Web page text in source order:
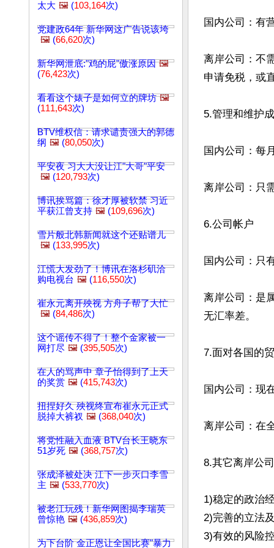
太大 🖼️ (103,164次)
党建政64年 新华网这广告说该垮
🖼️ (66,620次)
新华网泄底:"鸡的屁"傲涨原因 🖼️
(76,423次)
看看这个婊子是如何立的牌坊 🖼️
(111,643次)
BTV维权信：请求谴责强大的郭德
纲 🖼️ (80,050次)
平安夜 习大大没让江"大哥"平安
🖼️ (120,793次)
博讯挨骂篇：徐才厚被软禁 习近
平获江曾支持 🖼️ (109,696次)
雪片般北韩新闻就这个还贴谱儿
🖼️ (133,995次)
江慌大发劲了！博讯在洛杉矶洽
购电视台 🖼️ (116,550次)
崔永元离开殃视 方舟子帮了大忙
🖼️ (84,486次)
这个谣传不得了！整个金家被一
网打尽 🖼️ (395,505次)
在人的骂声中 章子怡得到了上天
的奖赏 🖼️ (415,743次)
扭捏好久 殃视终宣布崔永元正式
脱掉大裤衩 🖼️ (368,040次)
将党性融入血液 BTV台长王晓东
51岁死 🖼️ (368,757次)
张成泽被处决 江下一步灭口李雪
主 🖼️ (533,770次)
被老江玩残！新华网图揭李瑞英
曾惊艳 🖼️ (436,859次)
为下台阶 金正恩让全国比赛"暴力
国内公司：有
离岸公司：不
申请免税，或
5.管理和维护
国内公司：每
离岸公司：只
6.公司帐户
国内公司：只
离岸公司：是
无汇率差。
7.面对各国的
国内公司：现
离岸公司：在
8.其它离岸公
1)稳定的政治
2)完善的立法
3)有效的风险